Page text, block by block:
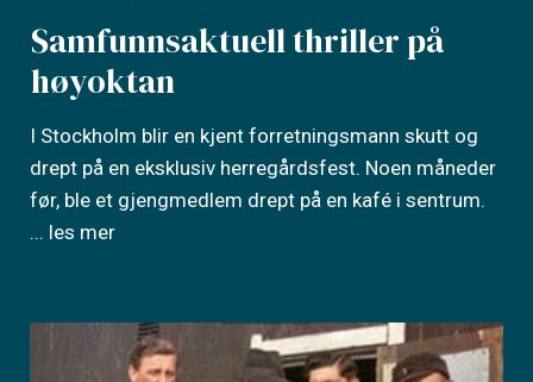
Samfunnsaktuell thriller på
høyoktan
I Stockholm blir en kjent forretningsmann skutt og
drept på en eksklusiv herregårdsfest. Noen måneder
før, ble et gjengmedlem drept på en kafé i sentrum.
... les mer